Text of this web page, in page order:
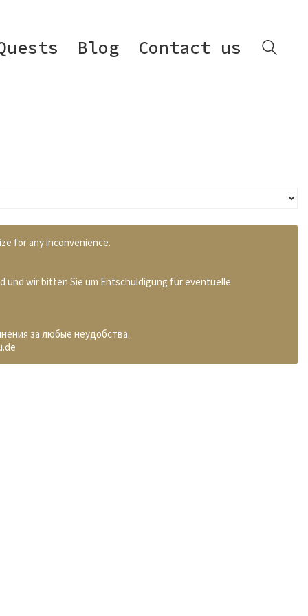
Blog Contact us
for any inconvenience.
und wir bitten Sie um Entschuldigung für eventuelle
за любые неудобства.